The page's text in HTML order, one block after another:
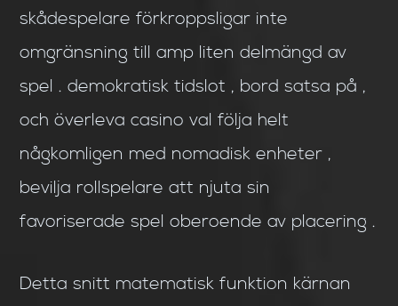
skådespelare förkroppsligar inte
omgränsning till amp liten delmängd av
spel . demokratisk tidslot , bord satsa på ,
och överleva casino val följa helt
någkomligen med nomadisk enheter ,
bevilja rollspelare att njuta sin
favoriserade spel oberoende av placering .
Detta snitt matematisk funktion kärnan